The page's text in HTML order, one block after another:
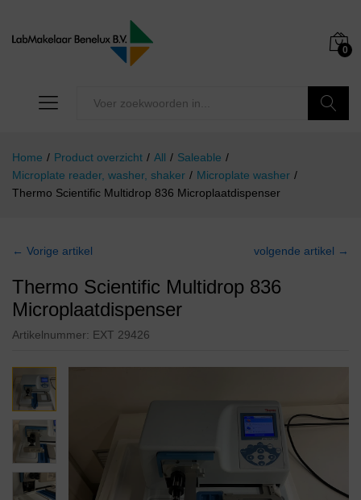
0
Home / Product overzicht / All / Saleable /
Microplate reader, washer, shaker / Microplate washer /
Thermo Scientific Multidrop 836 Microplaatdispenser
← Vorige artikel volgende artikel →
Thermo Scientific Multidrop 836
Microplaatdispenser
Artikelnummer: EXT 29426